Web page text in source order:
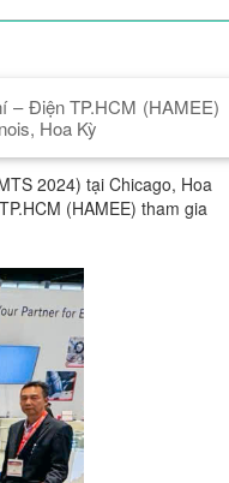
– Điện TP.HCM (HAMEE)
Hoa Kỳ
2024) tại Chicago, Hoa
(HAMEE) tham gia